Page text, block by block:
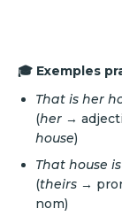
🎓 Exemples
That is her
(her →
house)
That house
(theirs →
nom)